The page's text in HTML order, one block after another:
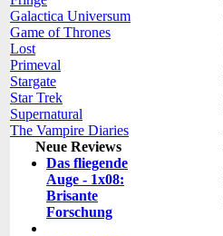
Galactica Universum
Game of Thrones
Lost
Primeval
Stargate
Star Trek
Supernatural
The Vampire Diaries
Neue Reviews
Das fliegende
Auge - 1x08:
Brisante
Forschung